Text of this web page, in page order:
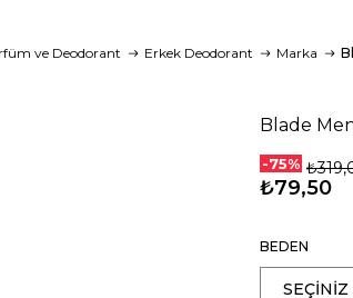
ve Deodorant Erkek Deodorant Marka
Blade
-75%
₺79,50
BEDEN